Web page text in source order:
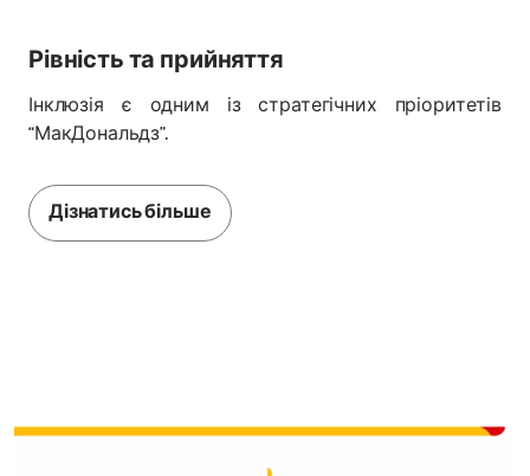
Рівність та прийняття
Інклюзія є одним із стратегічних пріоритетів
“МакДональдз”.
Дізнатись більше